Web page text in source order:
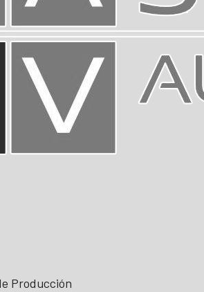
Producción